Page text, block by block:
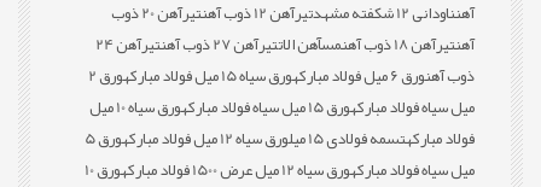
آهنناودانی 12 شکفته مشهد تیرآهن 12 ذوب آهن
تیرآهن 20 ذوب
آهنتیرآهن 18 ذوب آهن مسآهن الاتتیرآهن 27 ذوب آهن
تیرآهن 24
ذوب آهنورق 6 میل فولاد مبارکه ورق سیاه 15 میل فولاد مبارکه
ورق 2
میل سیاه فولاد مبارکهورق 15 میل سیاه فولاد مبارکه
ورق سیاه 10 میل
فولاد مبارکهتسمه فولادی 15 میل ورق سیاه 12 میل فولاد مبارکه
ورق 5
میل سیاه فولاد مبارکهورق سیاه 12 میل عرض 1500 فولاد مبارکه
ورق 10